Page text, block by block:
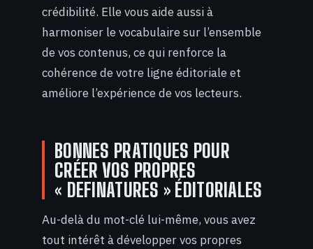
crédibilité. Elle vous aide aussi à
harmoniser le vocabulaire sur l’ensemble
de vos contenus, ce qui renforce la
cohérence de votre ligne éditoriale et
améliore l’expérience de vos lecteurs.
BONNES PRATIQUES POUR
CRÉER VOS PROPRES
« DEFINATURES » ÉDITORIALES
Au-delà du mot-clé lui-même, vous avez
tout intérêt à développer vos propres